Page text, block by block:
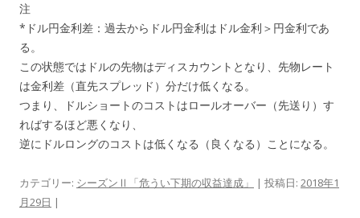
注
*ドル円金利差：過去からドル円金利はドル金利＞円金利であ
る。
この状態ではドルの先物はディスカウントとなり、先物レート
は金利差（直先スプレッド）分だけ低くなる。
つまり、ドルショートのコストはロールオーバー（先送り）す
ればするほど悪くなり、
逆にドルロングのコストは低くなる（良くなる）ことになる。
カテゴリー: シーズンⅡ「危うい下期の収益達成」 | 投稿日: 2018年1
月29日 |